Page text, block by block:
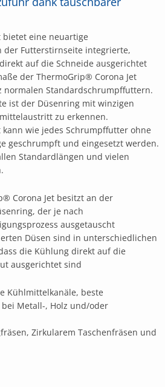
bietet eine neuartige
Futterstirnseite integrierte,
auf die Schneide ausgerichtet
der ThermoGrip® Corona Jet
normalen Standardschrumpffuttern.
ist der Düsenring mit winzigen
zu erkennen.
wie jedes Schrumpffutter ohne
geschrumpft und eingesetzt werden.
Standardlängen und vielen
Corona Jet besitzt an der
der je nach
ausgetauscht
Düsen sind in unterschiedlichen
die Kühlung direkt auf die
ausgerichtet sind
Kühlmittelkanäle, beste
Metall-, Holz und/oder
Zirkularem Taschenfräsen und